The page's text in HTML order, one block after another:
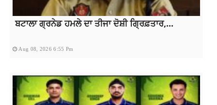
ਬਟਾਲਾ ਗ੍ਰਨੇਡ ਹਮਲੇ ਦਾ ਤੀਜਾ ਦੋਸ਼ੀ ਗ੍ਰਿਫ਼ਤਾਰ,...
Aug 08, 2026 6:55 Pm